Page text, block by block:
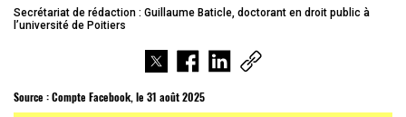
Secrétariat de rédaction : Guillaume Baticle, doctorant en droit public à
l’université de Poitiers
Source :Compte Facebook, le 31 août 2025